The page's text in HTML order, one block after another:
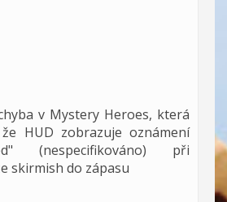
v Mystery Heroes, která
HUD zobrazuje oznámení
(nespecifikováno) při
skirmish do zápasu